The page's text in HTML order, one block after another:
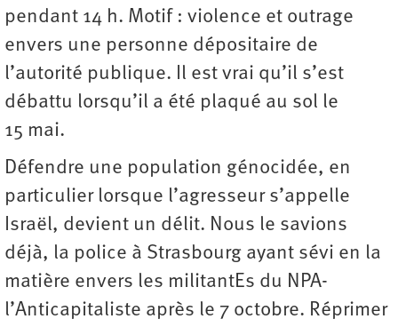
pendant 14 h. Motif : violence et outrage
envers une personne dépositaire de
l’autorité publique. Il est vrai qu’il s’est
débattu lorsqu’il a été plaqué au sol le
15 mai.
Défendre une population génocidée, en
particulier lorsque l’agresseur s’appelle
Israël, devient un délit. Nous le savions
déjà, la police à Strasbourg ayant sévi en la
matière envers les militantEs du NPA-
l’Anticapitaliste après le 7 octobre. Réprimer